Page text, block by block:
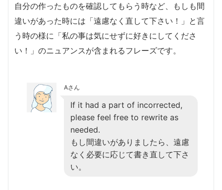
自分の作ったものを確認してもらう時など、もしも間
違いがあった時には「遠慮なく直して下さい！」と言
う時の様に「私の事は気にせずに好きにしてくださ
い！」のニュアンスが含まれるフレーズです。
Aさん
If it had a part of incorrected,
please feel free to rewrite as
needed.
もし間違いがありましたら、遠慮
なく必要に応じて書き直して下さ
い。